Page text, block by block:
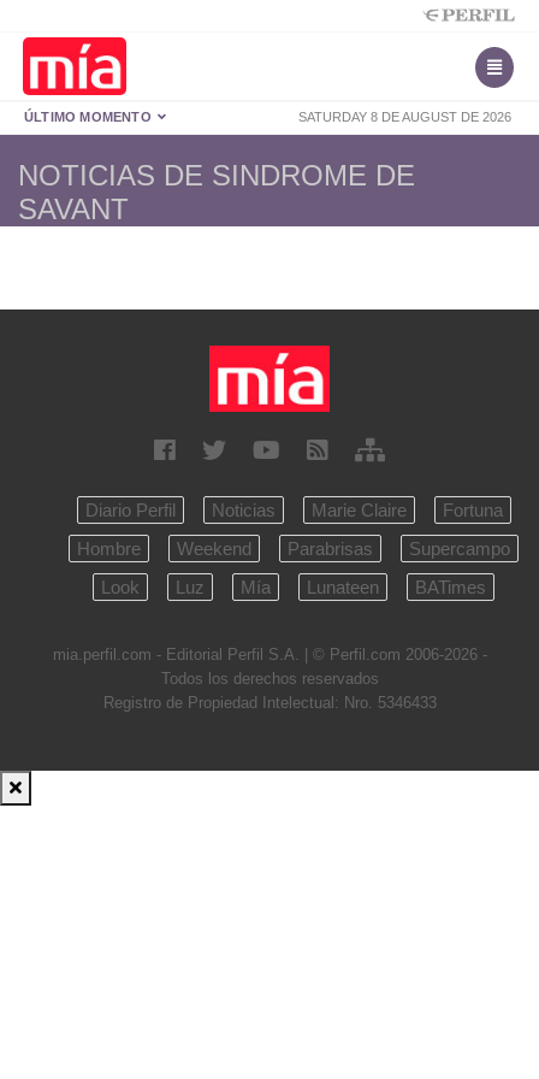
SATURDAY 8 DE AUGUST DE 2026
ÚLTIMO MOMENTO
NOTICIAS DE SINDROME DE
SAVANT
Diario Perfil Noticias Marie Claire
Fortuna
Hombre
Weekend Parabrisas
Supercampo
Look
Luz Mía Lunateen BATimes
mia.perfil.com - Editorial Perfil S.A. | © Perfil.com 2006-2026 -
Todos los derechos reservados
Registro de Propiedad Intelectual: Nro. 5346433